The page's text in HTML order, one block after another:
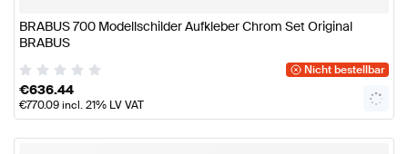
BRABUS 700 Modellschilder Aufkleber Chrom Set Original
BRABUS
Nicht bestellbar
€636.44
€770.09incl. 21% LV VAT